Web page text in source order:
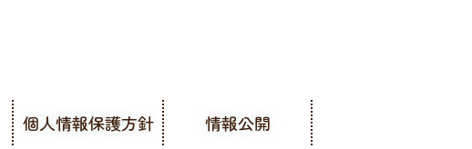
個人情報保護方針 情報公開